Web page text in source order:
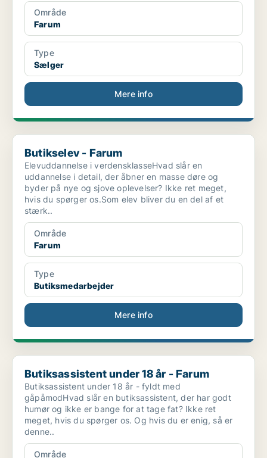
Område
Farum
Type
Sælger
Mere info
Butikselev - Farum
Butikselev - Farum
Elevuddannelse i verdensklasseHvad slår en
uddannelse i detail, der åbner en masse døre og
byder på nye og sjove oplevelser? Ikke ret meget,
hvis du spørger os.Som elev bliver du en del af et
stærk..
Område
Farum
Type
Butiksmedarbejder
Mere info
Butiksassistent under 18 år - Farum
Butiksassistent under 18 år - Farum
Butiksassistent under 18 år - fyldt med
gåpåmodHvad slår en butiksassistent, der har godt
humør og ikke er bange for at tage fat? Ikke ret
meget, hvis du spørger os. Og hvis du er enig, så er
denne..
Område